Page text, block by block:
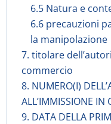
6.5 Natura e
6.6 precauzioni
la manipolazione
7. titolare
commercio
8. NUMERO(I)
ALL’IMMISSIONE IN
9. DATA DELLA